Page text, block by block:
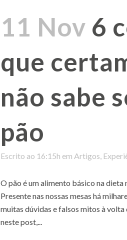
11 Nov 6
que
não sabe
pão
Escrito ao 16:15h em Artigos,
O pão é um alimento básico na dieta
Presente nas nossas mesas há
muitas dúvidas e falsos mitos à
neste post,...